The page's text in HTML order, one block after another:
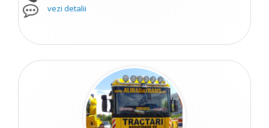
vezi detalii